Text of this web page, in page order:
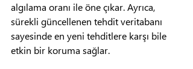
algılama oranı ile öne çıkar. Ayrıca,
sürekli güncellenen tehdit veritabanı
sayesinde en yeni tehditlere karşı bile
etkin bir koruma sağlar.